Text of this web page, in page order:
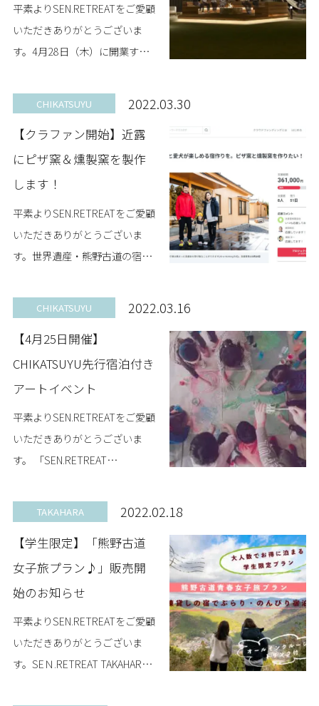
平素よりSEN.RETREATをご愛顧
いただきありがとうございま
す。4月28日（木）に開業する
「SEN.RETREAT CHIKATSUYU」
の「6人用プライベートガーデ
ン...
CHIKATSUYU 2022.03.30
【クラファン開始】近露
にピザ窯＆燻製窯を製作
します！
平素よりSEN.RETREATをご愛顧
いただきありがとうございま
す。世界遺産・熊野古道の宿場
町近露に、コンテナハウスヴィ
ラ「SEN.RETREAT CHIKATSU...
CHIKATSUYU 2022.03.16
【4月25日開催】
CHIKATSUYU先行宿泊付き
アートイベント
平素よりSEN.RETREATをご愛顧
いただきありがとうございま
す。 「SEN.RETREAT
トとして、田辺市にゆかりがあ
る、サッカー選手でアーティス
ト...
TAKAHARA 2022.02.18
【学生限定】「熊野古道
女子旅プラン♪」販売開
始のお知らせ
平素よりSEN.RETREATをご愛顧
いただきありがとうございま
す。SEＮ.RETREAT TAKAHARA